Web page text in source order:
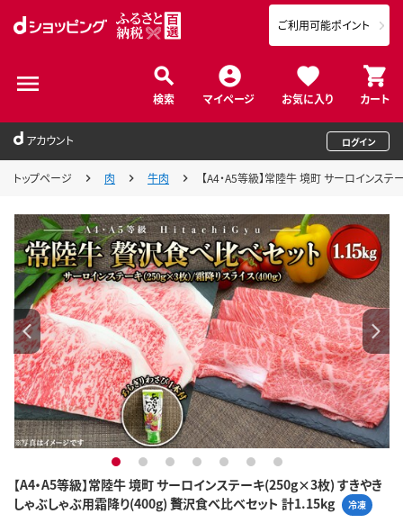
検索 マイページ お気に入り カート
ご利用可能ポイント
アカウント ログイン
トップページ 肉 牛肉 【A4・A5等級】常陸牛 境町 サーロインス
【A4・A5等級】常陸牛 境町 サーロインステーキ(250g×3枚) すきやき
しゃぶしゃぶ用霜降り(400g) 贅沢食べ比べセット 計1.15kg
冷凍
1 2 3 4 5 6 7